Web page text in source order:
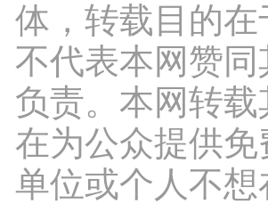
体，转载目的
不代表本网赞
负责。本网转
在为公众提供
单位或个人不